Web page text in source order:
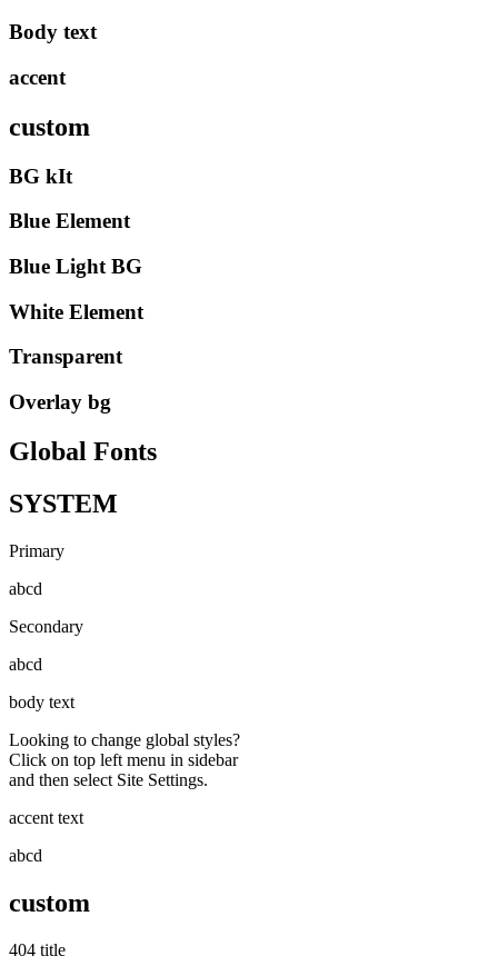
Body text
accent
custom
BG kIt
Blue Element
Blue Light BG
White Element
Transparent
Overlay bg
Global Fonts
SYSTEM
Primary
abcd
Secondary
abcd
body text
Looking to change global styles?
Click on top left menu in sidebar
and then select Site Settings.
accent text
abcd
custom
404 title